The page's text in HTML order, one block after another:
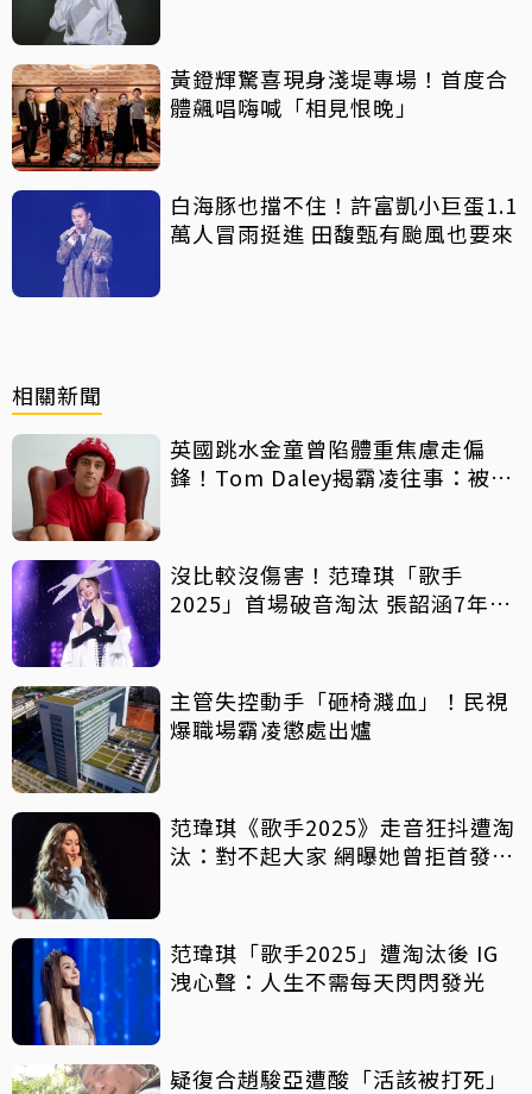
黃鐙輝驚喜現身淺堤專場！首度合
體飆唱嗨喊「相見恨晚」
白海豚也擋不住！許富凱小巨蛋1.1
萬人冒雨挺進 田馥甄有颱風也要來
相關新聞
英國跳水金童曾陷體重焦慮走偏
鋒！Tom Daley揭霸凌往事：被迫
沒比較沒傷害！范瑋琪「歌手
2025」首場破音淘汰 張韶涵7年前
主管失控動手「砸椅濺血」！民視
爆職場霸凌懲處出爐
范瑋琪《歌手2025》走音狂抖遭淘
汰：對不起大家 網曝她曾拒首發、
范瑋琪「歌手2025」遭淘汰後 IG
洩心聲：人生不需每天閃閃發光
疑復合趙駿亞遭酸「活該被打死」